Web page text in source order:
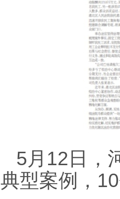
5月12日，
典型案例，